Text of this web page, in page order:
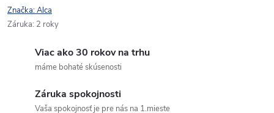
Značka:Alca
Záruka: 2 roky
Viac ako 30 rokov na trhu
máme bohaté skúsenosti
Záruka spokojnosti
Vaša spokojnosť je pre nás na 1.mieste